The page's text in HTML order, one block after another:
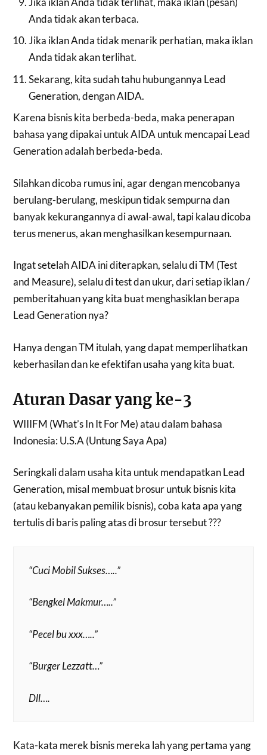
Anda tidak akan terbaca.
Jika iklan Anda tidak menarik perhatian, maka iklan
Anda tidak akan terlihat.
Sekarang, kita sudah tahu hubungannya Lead
Generation, dengan AIDA.
Karena bisnis kita berbeda-beda, maka penerapan
bahasa yang dipakai untuk AIDA untuk mencapai Lead
Generation adalah berbeda-beda.
Silahkan dicoba rumus ini, agar dengan mencobanya
berulang-berulang, meskipun tidak sempurna dan
banyak kekurangannya di awal-awal, tapi kalau dicoba
terus menerus, akan menghasilkan kesempurnaan.
Ingat setelah AIDA ini diterapkan, selalu di TM (Test
and Measure), selalu di test dan ukur, dari setiap iklan /
pemberitahuan yang kita buat menghasiklan berapa
Lead Generation nya?
Hanya dengan TM itulah, yang dapat memperlihatkan
keberhasilan dan ke efektifan usaha yang kita buat.
Aturan Dasar yang ke-3
WIIIFM (What’s In It For Me) atau dalam bahasa
Indonesia: U.S.A (Untung Saya Apa)
Seringkali dalam usaha kita untuk mendapatkan Lead
Generation, misal membuat brosur untuk bisnis kita
(atau kebanyakan pemilik bisnis), coba kata apa yang
tertulis di baris paling atas di brosur tersebut ???
“Cuci Mobil Sukses…..”
“Bengkel Makmur…..”
“Pecel bu xxx…..”
“Burger Lezzatt…”
Dll….
Kata-kata merek bisnis mereka lah yang pertama yang